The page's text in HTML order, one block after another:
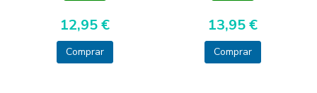
12,95 €
Comprar
13,95 €
Comprar